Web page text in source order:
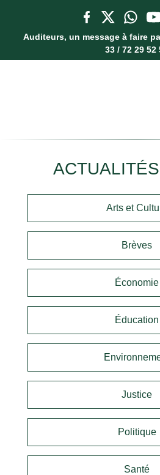
Auditeurs, un message à faire
33 / 72 29 52
ACTUALITÉS
Arts et
Brèves
Économie
Éducation
Justice
Politique
Santé